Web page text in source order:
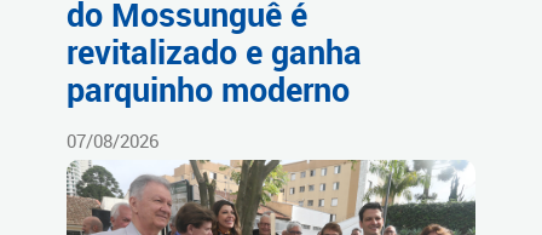
do Mossunguê é
revitalizado e ganha
parquinho moderno
07/08/2026